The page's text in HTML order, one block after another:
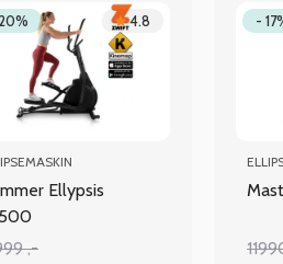
4.8
Ellypsis
,-
-